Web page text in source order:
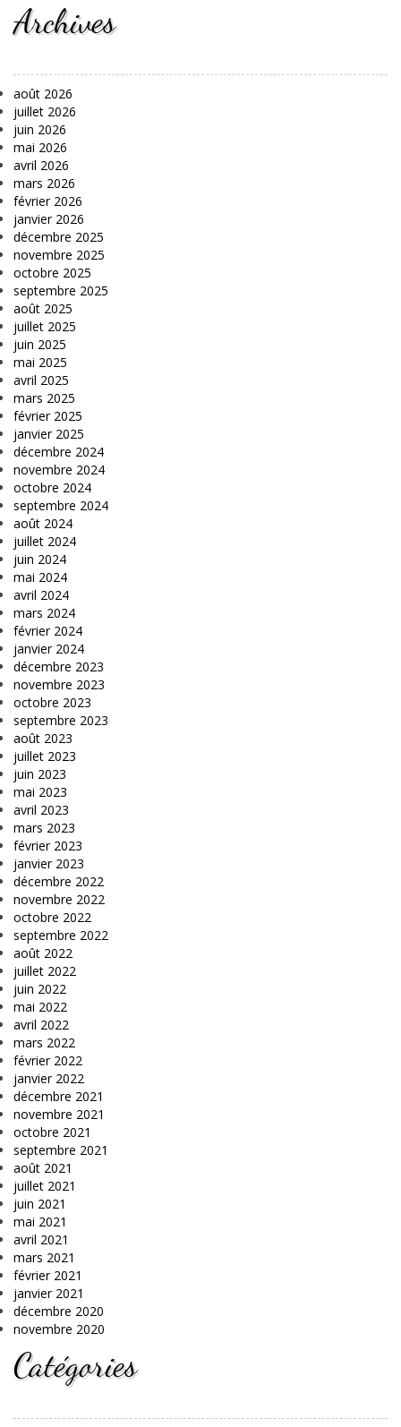
Archives
août 2026
juillet 2026
juin 2026
mai 2026
avril 2026
mars 2026
février 2026
janvier 2026
décembre 2025
novembre 2025
octobre 2025
septembre 2025
août 2025
juillet 2025
juin 2025
mai 2025
avril 2025
mars 2025
février 2025
janvier 2025
décembre 2024
novembre 2024
octobre 2024
septembre 2024
août 2024
juillet 2024
juin 2024
mai 2024
avril 2024
mars 2024
février 2024
janvier 2024
décembre 2023
novembre 2023
octobre 2023
septembre 2023
août 2023
juillet 2023
juin 2023
mai 2023
avril 2023
mars 2023
février 2023
janvier 2023
décembre 2022
novembre 2022
octobre 2022
septembre 2022
août 2022
juillet 2022
juin 2022
mai 2022
avril 2022
mars 2022
février 2022
janvier 2022
décembre 2021
novembre 2021
octobre 2021
septembre 2021
août 2021
juillet 2021
juin 2021
mai 2021
avril 2021
mars 2021
février 2021
janvier 2021
décembre 2020
novembre 2020
Catégories